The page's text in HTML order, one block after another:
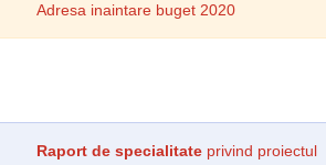
Adresa inaintare buget 2020
Raport de specialitate privind proiectul